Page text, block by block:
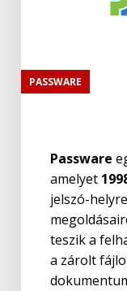
PASSWARE
Passware
amelyet
jelszó-
teszik a
a zárolt